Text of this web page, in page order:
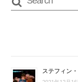
ステフィン